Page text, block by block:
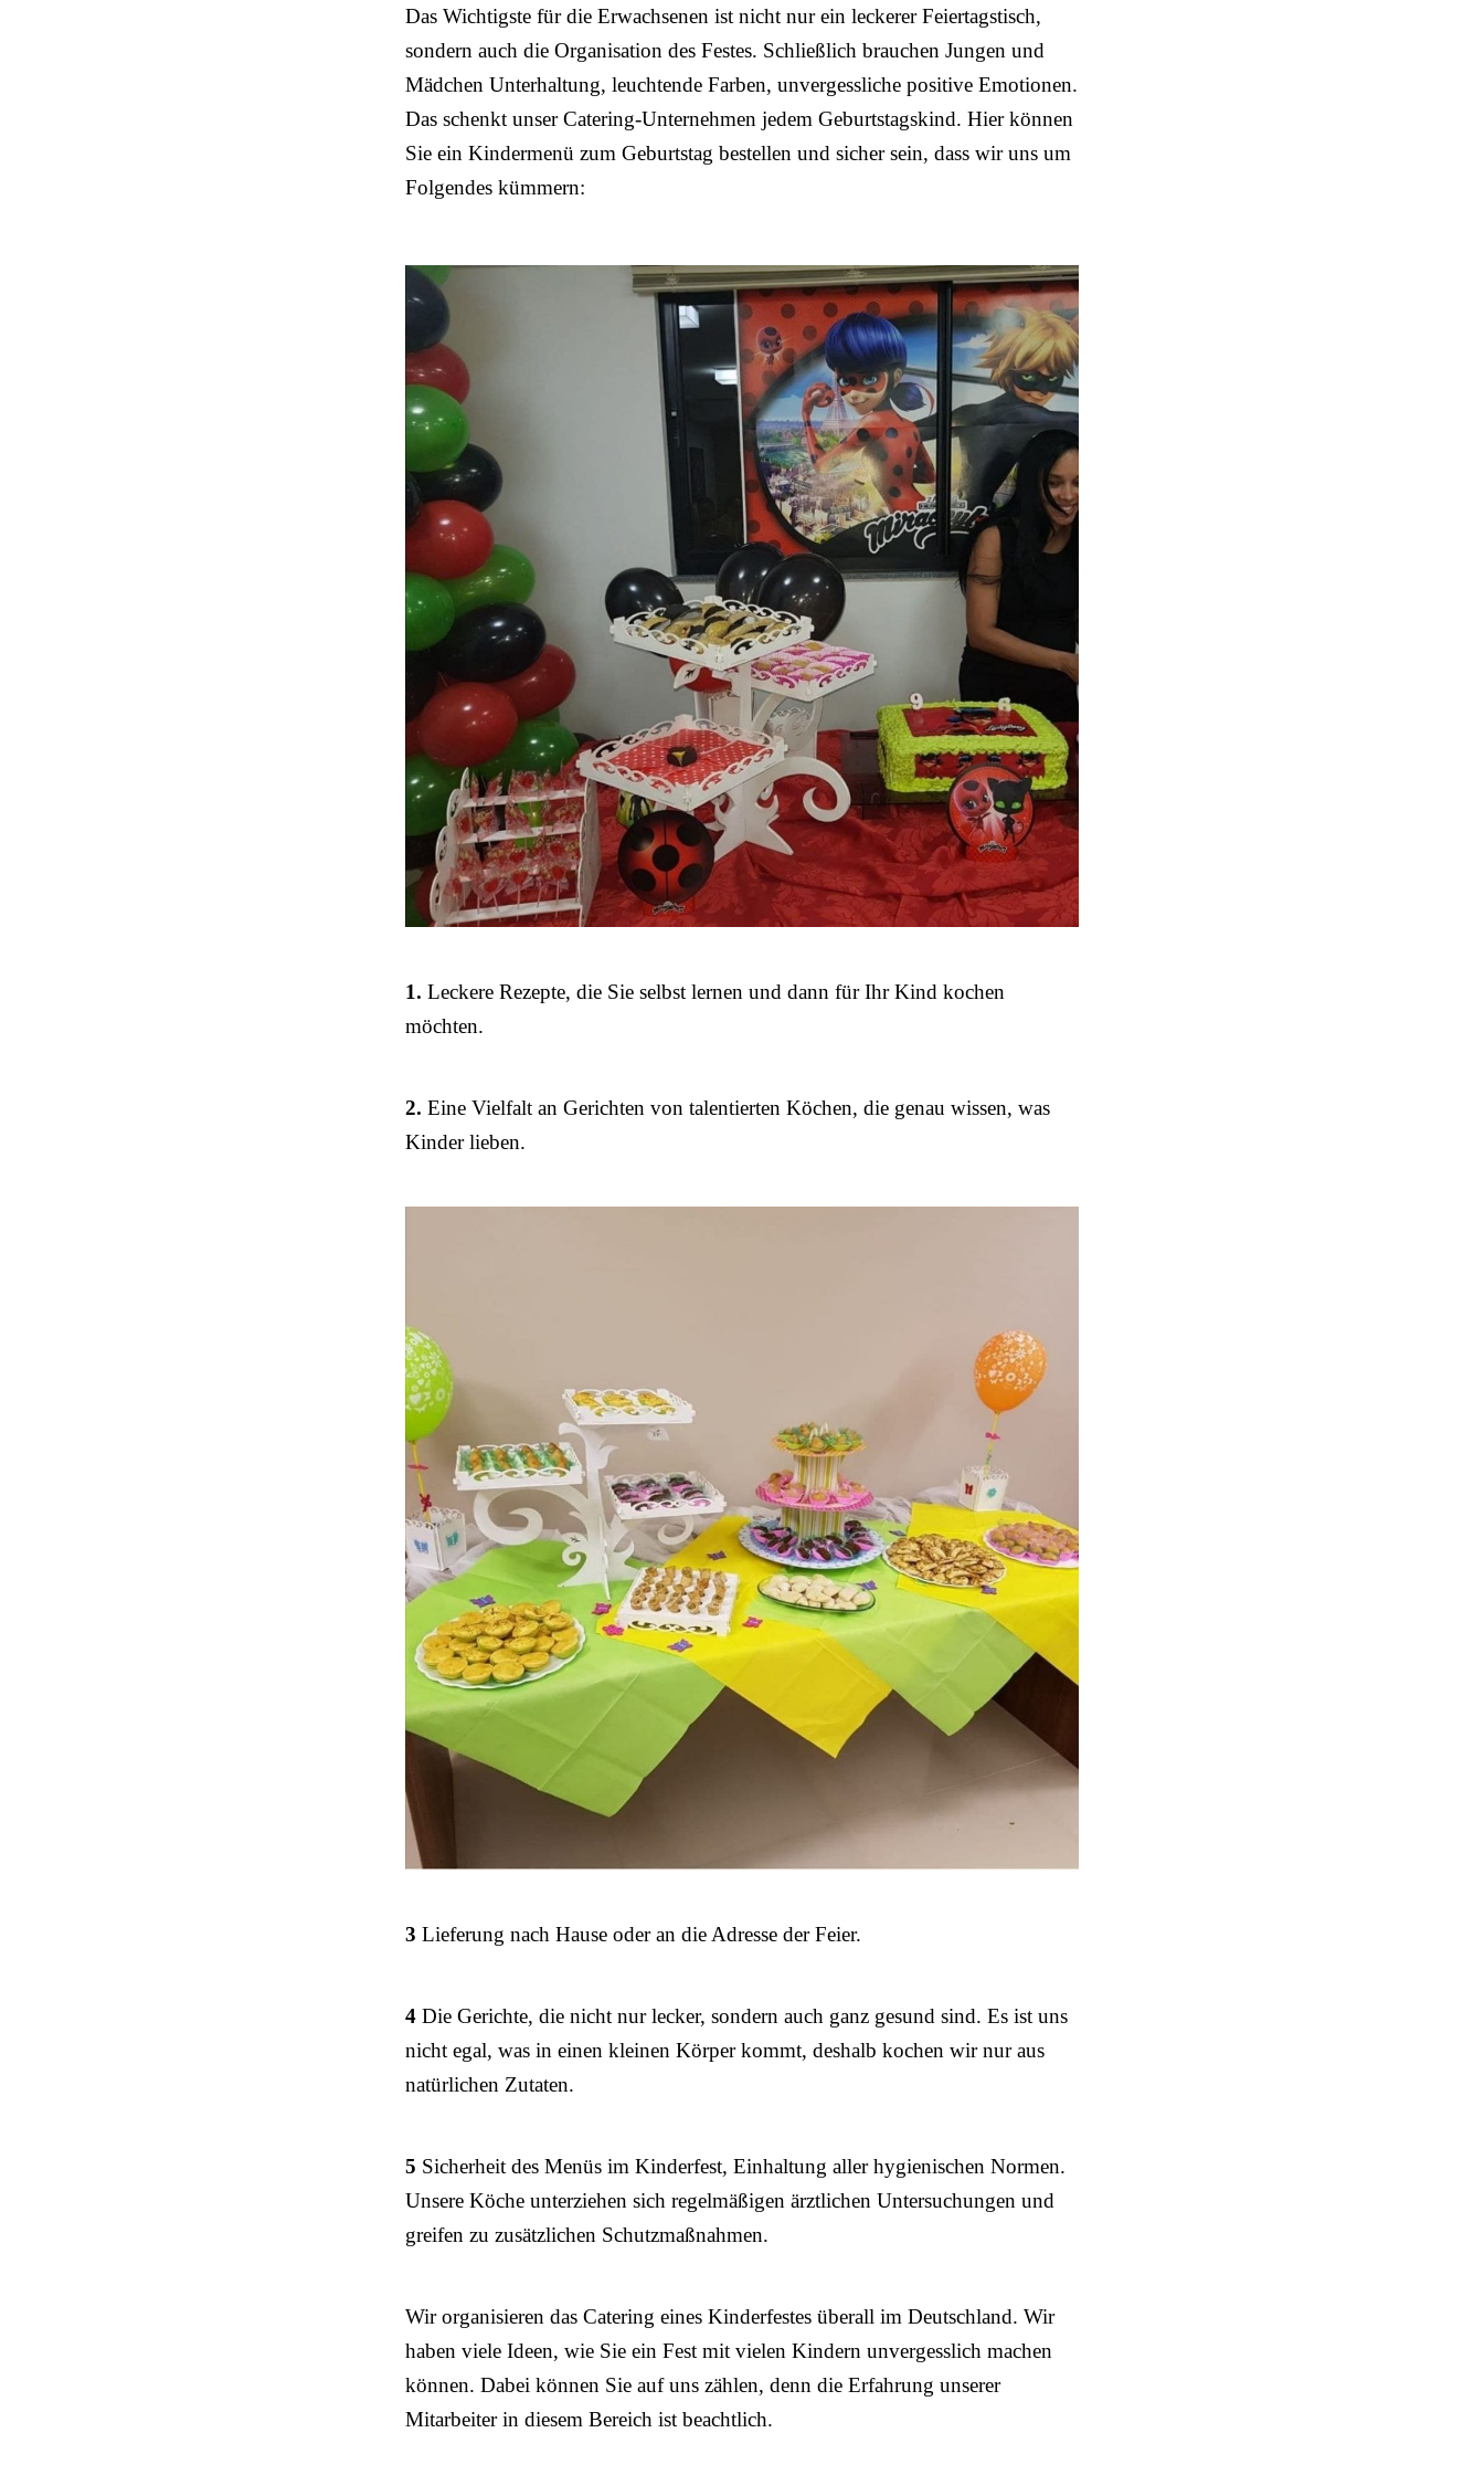
Das Wichtigste für die Erwachsenen ist nicht nur ein leckerer Feiertagstisch,
sondern auch die Organisation des Festes. Schließlich brauchen Jungen und
Mädchen Unterhaltung, leuchtende Farben, unvergessliche positive Emotionen.
Das schenkt unser Catering-Unternehmen jedem Geburtstagskind. Hier können
Sie ein Kindermenü zum Geburtstag bestellen und sicher sein, dass wir uns um
Folgendes kümmern:
1. Leckere Rezepte, die Sie selbst lernen und dann für Ihr Kind kochen
möchten.
2. Eine Vielfalt an Gerichten von talentierten Köchen, die genau wissen, was
Kinder lieben.
3 Lieferung nach Hause oder an die Adresse der Feier.
4 Die Gerichte, die nicht nur lecker, sondern auch ganz gesund sind. Es ist uns
nicht egal, was in einen kleinen Körper kommt, deshalb kochen wir nur aus
natürlichen Zutaten.
5 Sicherheit des Menüs im Kinderfest, Einhaltung aller hygienischen Normen.
Unsere Köche unterziehen sich regelmäßigen ärztlichen Untersuchungen und
greifen zu zusätzlichen Schutzmaßnahmen.
Wir organisieren das Catering eines Kinderfestes überall im Deutschland. Wir
haben viele Ideen, wie Sie ein Fest mit vielen Kindern unvergesslich machen
können. Dabei können Sie auf uns zählen, denn die Erfahrung unserer
Mitarbeiter in diesem Bereich ist beachtlich.